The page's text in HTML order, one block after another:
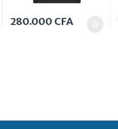
280.000 CFA